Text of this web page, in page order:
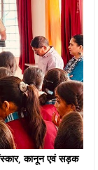
कानून एवं सड़क